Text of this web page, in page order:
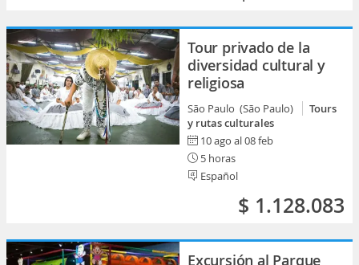
Tour privado de la
diversidad cultural y
religiosa
São Paulo (São Paulo)
Tours
y rutas culturales
10 ago al 08 feb
5 horas
Español
$ 1.128.083
Excursión al Parque